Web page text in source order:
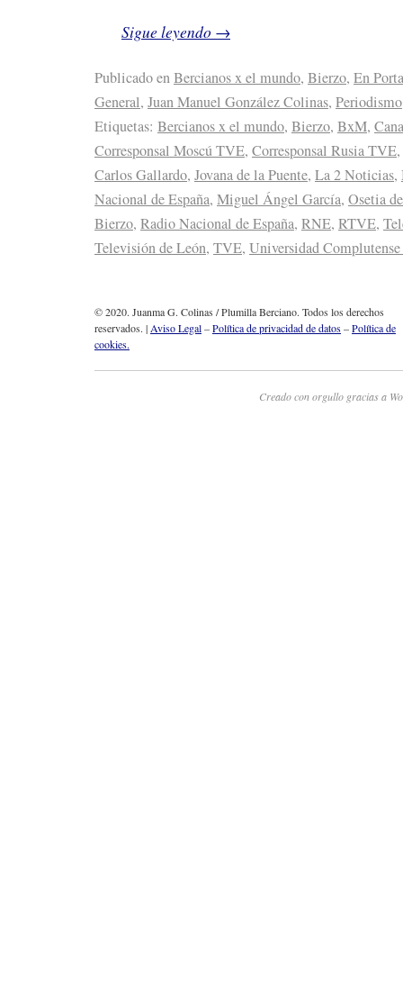
Sigue leyendo →
Publicado enBercianos x el mundo, Bierzo, En
General, Juan Manuel González Colinas, Periodismo
Etiquetas: Bercianos x el mundo, Bierzo, BxM,
Corresponsal Moscú TVE, Corresponsal Rusia TVE,
Carlos Gallardo, Jovana de la Puente, La 2 Noticias,
Nacional de España, Miguel Ángel García, Osetia
Bierzo, Radio Nacional de España, RNE, RTVE,
Televisión de León, TVE, Universidad
© 2020. Juanma G. Colinas / Plumilla Berciano. Todos los derechos
reservados. | Aviso Legal–Política de privacidad de datos–Política de
cookies.
Creado con orgullo gracias a